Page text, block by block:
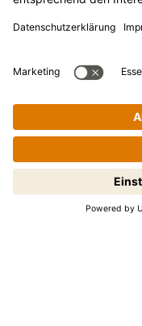
Schritt-für-Schritt-
gemacht! Zum
Kontakt
Kikkoman ist ein
© Kikkoman
Theodorstraße
Eingetragen